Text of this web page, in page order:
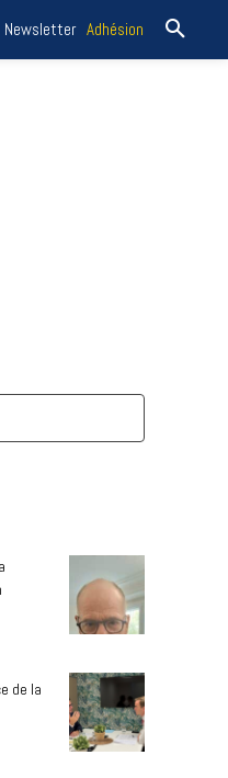
Newsletter Adhésion
de la